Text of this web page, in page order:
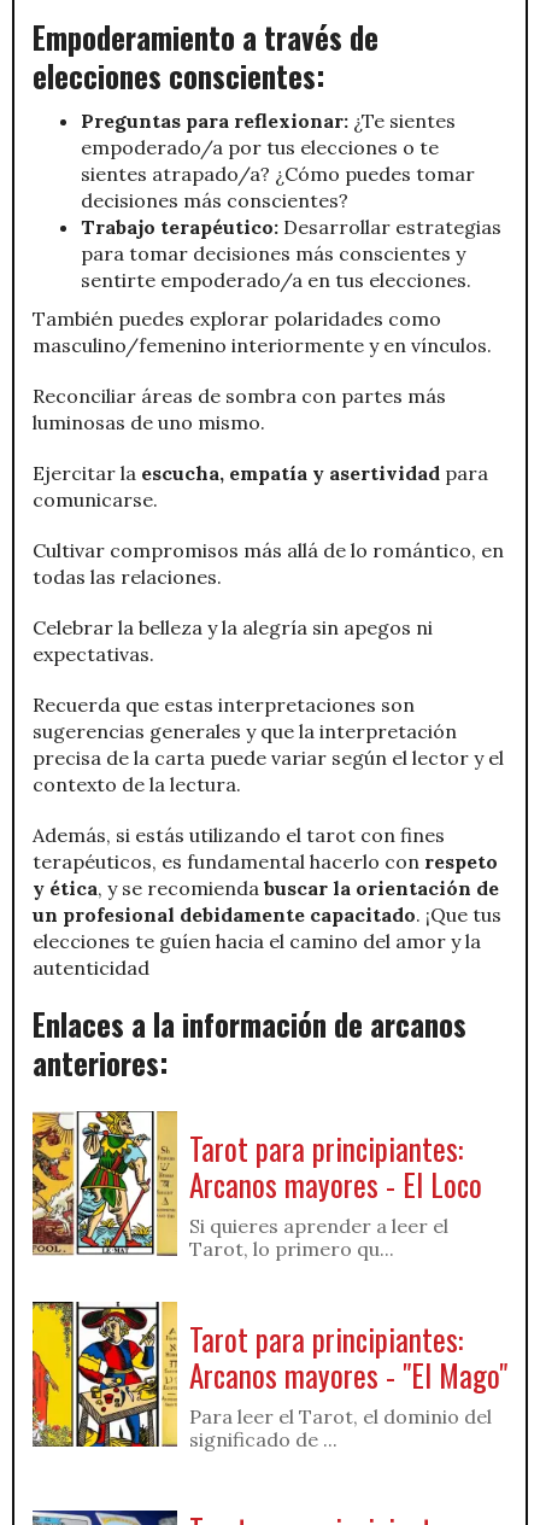
Empoderamiento a través de
elecciones conscientes:
Preguntas para reflexionar: ¿Te sientes
empoderado/a por tus elecciones o te
sientes atrapado/a? ¿Cómo puedes tomar
decisiones más conscientes?
Trabajo terapéutico: Desarrollar estrategias
para tomar decisiones más conscientes y
sentirte empoderado/a en tus elecciones.
También puedes explorar polaridades como
masculino/femenino interiormente y en vínculos.
Reconciliar áreas de sombra con partes más
luminosas de uno mismo.
Ejercitar la escucha, empatía y asertividad para
comunicarse.
Cultivar compromisos más allá de lo romántico, en
todas las relaciones.
Celebrar la belleza y la alegría sin apegos ni
expectativas.
Recuerda que estas interpretaciones son
sugerencias generales y que la interpretación
precisa de la carta puede variar según el lector y el
contexto de la lectura.
Además, si estás utilizando el tarot con fines
terapéuticos, es fundamental hacerlo con respeto
y ética, y se recomienda buscar la orientación de
un profesional debidamente capacitado. ¡Que tus
elecciones te guíen hacia el camino del amor y la
autenticidad
Enlaces a la información de arcanos
anteriores:
Tarot para principiantes:
Arcanos mayores - El Loco
Si quieres aprender a leer el
Tarot, lo primero qu...
Tarot para principiantes:
Arcanos mayores - "El Mago"
Para leer el Tarot, el dominio del
significado de ...